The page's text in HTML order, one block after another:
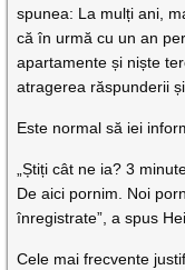
spunea: La mulți ani,
că în urmă cu un an
apartamente și niște
atragerea răspunderii
Este normal să iei
„Știți cât ne ia? 3
De aici pornim. Noi
înregistrate”, a spus
Cele mai frecvente